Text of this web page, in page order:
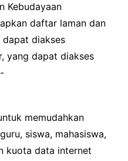
Kebudayaan
daftar laman dan
diakses
yang dapat diakses
memudahkan
siswa, mahasiswa,
kuota data internet